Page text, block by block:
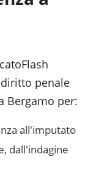
penale
Bergamo per:
all'imputato
dall'indagine